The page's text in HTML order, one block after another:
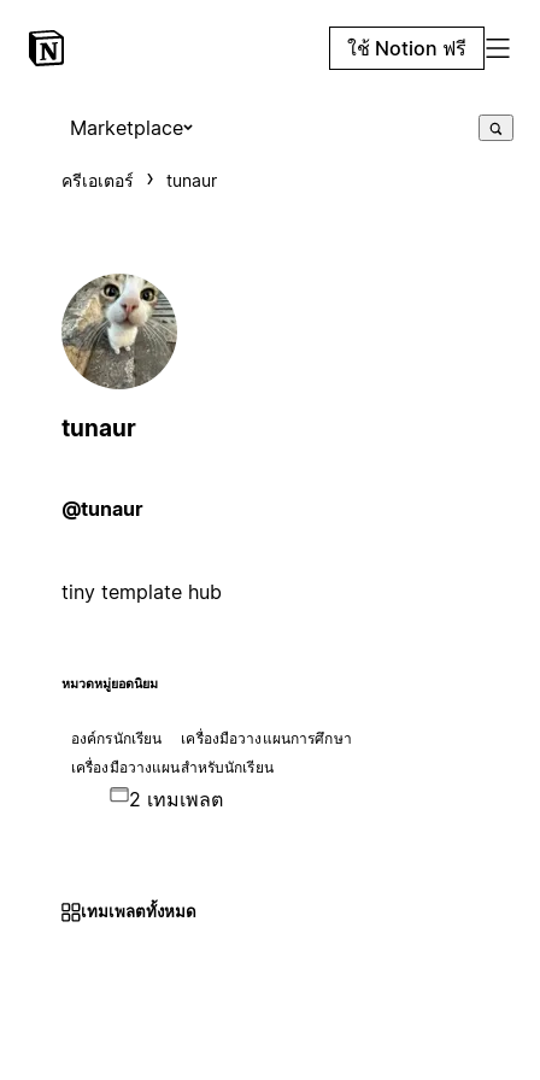
ใช้ Notion ฟรี
Marketplace
ครีเอเตอร์ tunaur
tunaur
@tunaur
tiny template hub
หมวดหมู่ยอดนิยม
องค์กรนักเรียน
เครื่องมือวางแผนการศึกษา
เครื่องมือวางแผนสำหรับนักเรียน
2 เทมเพลต
เทมเพลตทั้งหมด